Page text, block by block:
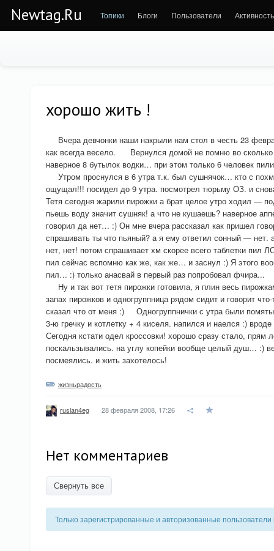
Newtag.Ru Топики Блоги Пользователи Активность
хорошо жить !
Вчера девчонки наши накрыли нам стол в честь 23
как всегда весело. Вернулся домой не помню во
наверное 8 бутылок водки… при этом только 6 человек
Утром проснулся в 6 утра т.к. был сушнячок… кто с
ощущал!!! посидел до 9 утра. посмотрел тюрьму ОЗ. и
Тетя сегодня жарили пирожки а брат целое утро ходил —
пьешь воду значит сушняк! а что не кушаешь? наверное
говорил да нет… :) Он мне вчера рассказал как пришел
спрашивать ты что пьяный? а я ему ответил сонный — нет.
нет, нет! потом спрашивает хм скорее всего таблетки пил
пил сейчас вспомню как же, как же… и заснул :) Я этого
пил… :) только анасвай в первый раз попробовал фчира...
Ну и так вот тетя пирожки готовила, я плин весь
запах пирожков и одногруппница рядом сидит и говорит
сказал что от меня :) Одногруппнички с утра были
3-ю гречку и котлетку + 4 киселя. напился и наелся :)
Сегодня кстати одел кроссовки! хорошо сразу стало, прям
поскальзывались. на углу копейки вообще целый душ… :)
посмеялись. и жить захотелось!
жизньрадость
ruslan4eg 28 февраля 2008, 17:26
Нет комментариев
Свернуть все
Только зарегистрированные и авторизованные